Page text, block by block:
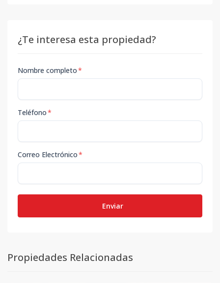
¿Te interesa esta propiedad?
Nombre completo*
Teléfono*
Correo Electrónico*
Enviar
Propiedades Relacionadas